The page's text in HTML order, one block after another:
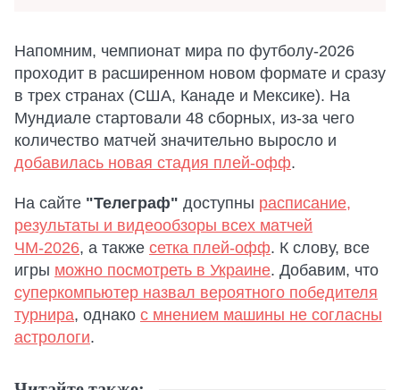
Напомним, чемпионат мира по футболу-2026
проходит в расширенном новом формате и сразу
в трех странах (США, Канаде и Мексике). На
Мундиале стартовали 48 сборных, из-за чего
количество матчей значительно выросло и
добавилась новая стадия плей-офф.
На сайте "Телеграф" доступны расписание,
результаты и видеообзоры всех матчей
ЧМ-2026, а также сетка плей-офф. К слову, все
игры можно посмотреть в Украине. Добавим, что
суперкомпьютер назвал вероятного победителя
турнира, однако с мнением машины не согласны
астрологи.